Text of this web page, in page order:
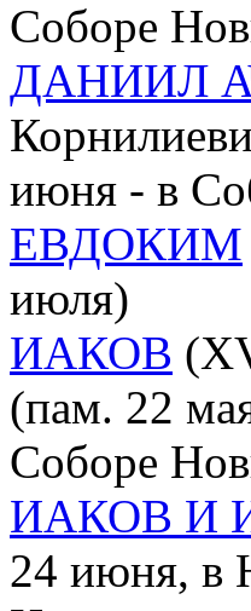
Соборе
ДАНИИЛ
июня - в
ЕВДОКИМ
июля)
ИАКОВ
(пам. 22
Соборе
ИАКОВ И
24 июня, в